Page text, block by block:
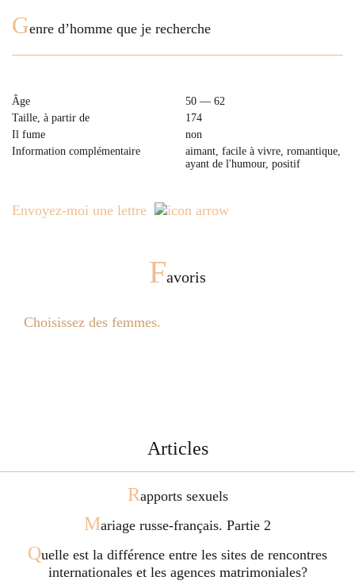
Genre d’homme que je recherche
Âge
50 — 62
Taille, à partir de
174
Il fume
non
Information complémentaire
aimant, facile à vivre, romantique,
ayant de l'humour, positif
Envoyez-moi une lettre
Favoris
Choisissez des femmes.
Articles
Rapports sexuels
Mariage russe-français. Partie 2
Quelle est la différence entre les sites de rencontres
internationales et les agences matrimoniales?